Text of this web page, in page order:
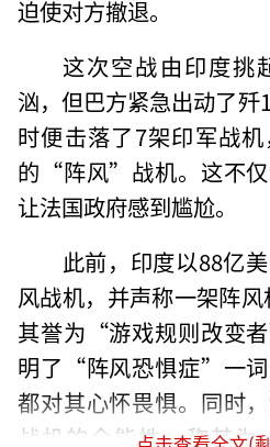
迫使对方撤退。
这次空战由印度挑
汹，但巴方紧急出动了歼
时便击落了7架印军战
的“阵风”战机。这不
让法国政府感到尴尬。
此前，印度以88亿
风战机，并声称一架阵
其誉为“游戏规则改变
明了“阵风恐惧症”一词
都对其心怀畏惧。同时
战机的全能性，称其